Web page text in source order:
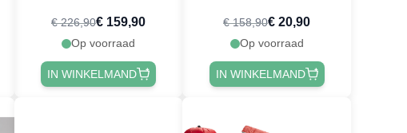
€ 226,90€ 159,90
Op voorraad
IN WINKELMAND
€ 158,90€ 20,90
Op voorraad
IN WINKELMAND